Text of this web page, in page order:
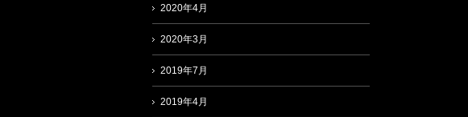
2020年4月
2020年3月
2019年7月
2019年4月